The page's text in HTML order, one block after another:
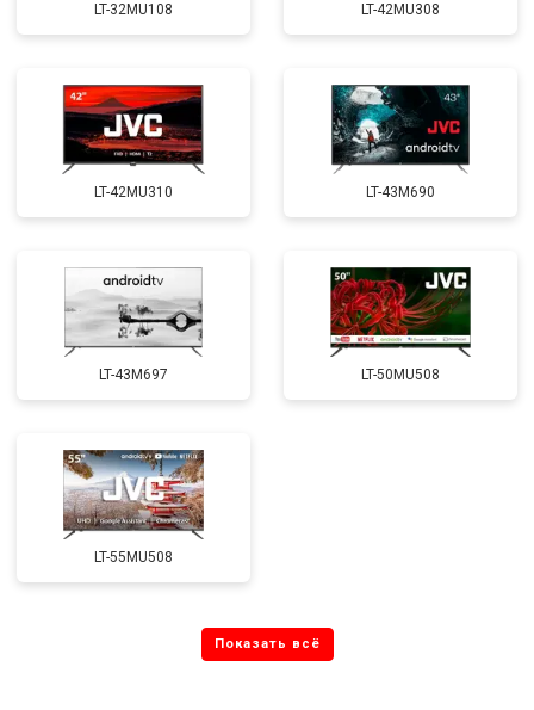
LT-32MU108 LT-42MU308
LT-42MU310 LT-43M690
LT-43M697 LT-50MU508
LT-55MU508